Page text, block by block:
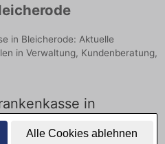
Alle Cookies ablehnen
in Bleicherode: Aktuelle
in Verwaltung, Kundenberatung,
in
und